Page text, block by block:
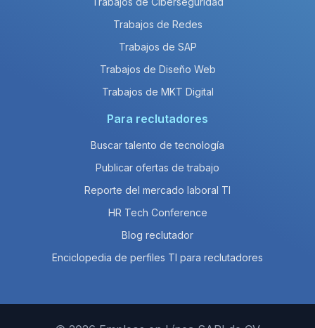
Trabajos de Redes
Trabajos de SAP
Trabajos de Diseño Web
Trabajos de MKT Digital
Para reclutadores
Buscar talento de tecnología
Publicar ofertas de trabajo
Reporte del mercado laboral TI
HR Tech Conference
Blog reclutador
Enciclopedia de perfiles TI para reclutadores